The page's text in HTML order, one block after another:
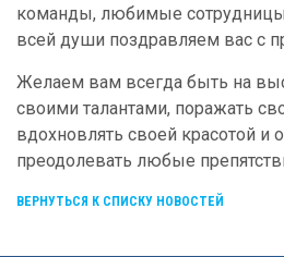
команды, любимые
всей души поздравляем вас с
Желаем вам всегда быть на
своими талантами, поражать
вдохновлять своей красотой и
преодолевать любые
ВЕРНУТЬСЯ К СПИСКУ НОВОСТЕЙ